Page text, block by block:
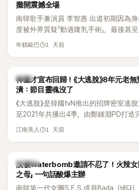
攤開震撼全場
南韓歌手兼演員 李智惠 出道初期因為
度被外界質疑「動過隆乳手術」，最後甚
線，召開前所未見的「泳裝記者會」澄清
熱議。 2日播出的 SBS 綜藝節目《我的
鎮》，邀請同時兼顧工作與育兒的演藝圈
惠、李賢怡、李恩亨，以第13位「My Star
實的生活日常。 節目一開始，李瑞鎮 率
邊搭車邊聊天，氣氛輕鬆。聊到最近的
發問：「妳不是上新聞了？說妳去做整形
延燒到過去的爭議。李瑞鎮脫口補刀：「
開過記者會？」直接點名她當年的風波。
說：「哥怎麼連這個都知道？」李瑞鎮則
年糕歐巴 1 天前
韓星
神童才宣布回歸！《大逃脫》8年元老
潰：節目靈魂沒了
《大逃脫》是韓國tvN推出的招牌密室逃
至2021年共播出4季，由鄭鍾淵PD打造
（DTCU）」，憑藉燒腦劇情、電影級場
江南美人 1 天前
K-POP
沒被Waterbomb邀請不忍了！火辣女
之母」 一句話酸爆主辦
南韓第一代女團S.E.S.成員Bada（바다